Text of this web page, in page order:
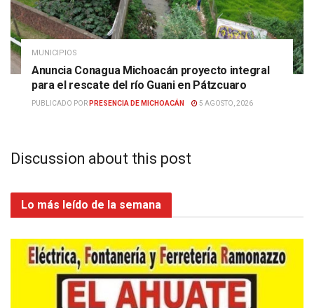
MUNICIPIOS
Anuncia Conagua Michoacán proyecto integral
para el rescate del río Guani en Pátzcuaro
PUBLICADO POR PRESENCIA DE MICHOACÁN 5 AGOSTO, 2026
Discussion about this post
Lo más leído de la semana